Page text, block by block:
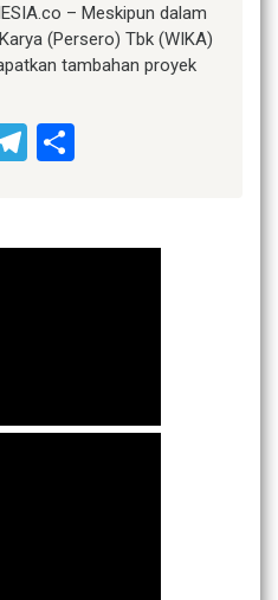
– Meskipun dalam
(Persero) Tbk (WIKA)
tambahan proyek
Telegram